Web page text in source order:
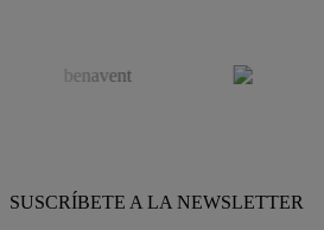
SUSCRÍBETE A LA NEWSLETTER